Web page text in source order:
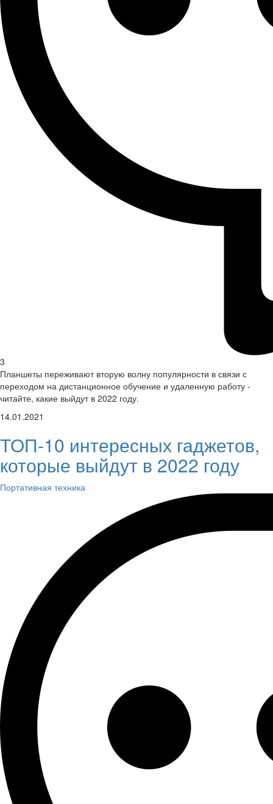
3
Планшеты переживают вторую волну популярности в связи с
переходом на дистанционное обучение и удаленную работу -
читайте, какие выйдут в 2022 году.
14.01.2021
ТОП-10 интересных гаджетов,
которые выйдут в 2022 году
Портативная техника